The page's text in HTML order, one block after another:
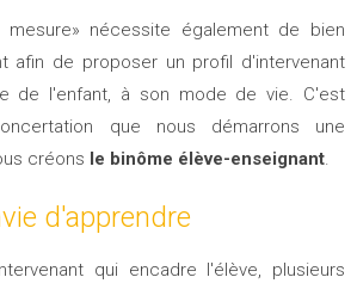
mesure» nécessite également de bien
afin de proposer un profil d'intervenant
de l'enfant, à son mode de vie. C'est
que nous démarrons une
créons le binôme élève-enseignant.
d'apprendre
qui encadre l'élève, plusieurs